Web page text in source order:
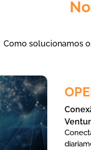
Como solucionamos